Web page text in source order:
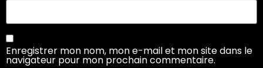
Enregistrer mon nom, mon e-mail et mon site dans le
navigateur pour mon prochain commentaire.